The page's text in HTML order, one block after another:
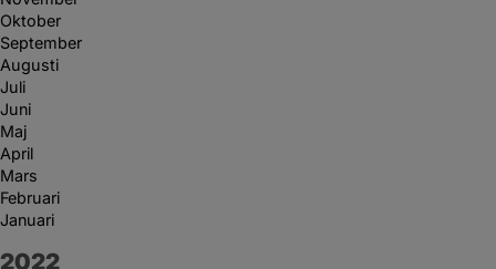
Oktober
September
Augusti
Juli
Juni
Maj
April
Mars
Februari
Januari
År:
2022